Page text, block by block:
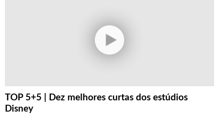
TOP 5+5 | Dez melhores curtas dos estúdios
Disney